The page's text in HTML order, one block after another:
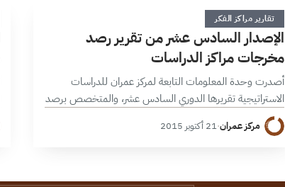
ا1 دقائق
تقارير مراكز الفكر
الإصدار السادس عشر من تقرير رصد
مخرجات مراكز الدراسات
أصدرت وحدة المعلومات التابعة لمركز عمران للدراسات
الاستراتيجية تقريرها الدوري السادس عشر، والمتخصص برصد
مخرجات مراكز الفكر والدراسات العربية والعالمية للنصف
الأول من شهر تشرين أول/أكتوبر 2015. ، وقد ركزت…
مركز عمران·21 أكتوبر 2015